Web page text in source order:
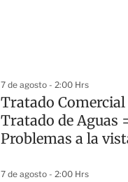
7 de agosto - 2:00 Hrs
Tratado Comercial
Tratado de Aguas
Problemas a la
7 de agosto - 2:00 Hrs